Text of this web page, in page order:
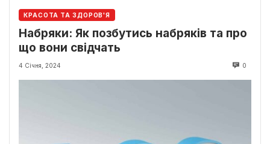
КРАСОТА ТА ЗДОРОВ'Я
Набряки: Як позбутись набряків та про
що вони свідчать
4 Січня, 2024 0